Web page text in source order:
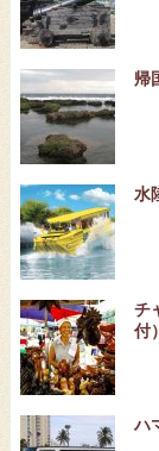
帰
水
チ
付）
ハ